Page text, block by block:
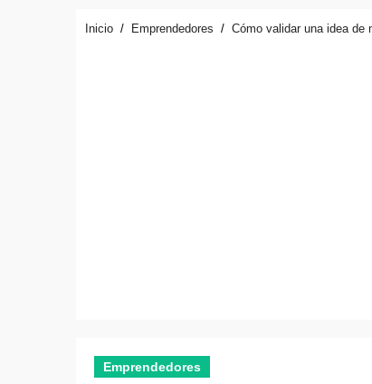
Inicio Emprendedores Cómo validar una idea de
Emprendedores